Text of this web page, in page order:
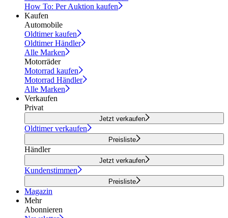
How To: Per Auktion kaufen
Kaufen
Automobile
Oldtimer kaufen
Oldtimer Händler
Alle Marken
Motorräder
Motorrad kaufen
Motorrad Händler
Alle Marken
Verkaufen
Privat
Jetzt verkaufen
Oldtimer verkaufen
Preisliste
Händler
Jetzt verkaufen
Kundenstimmen
Preisliste
Magazin
Mehr
Abonnieren